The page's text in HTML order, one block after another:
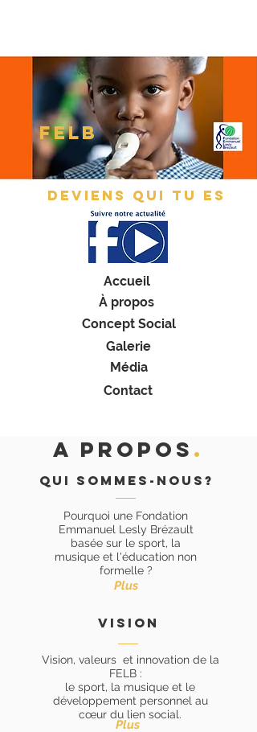
feLB
DEVIENS QUI TU ES
A PROPOS .
Qui sommes-nous?
Pourquoi une Fondation
Emmanuel Lesly Brézault
basée sur le sport, la
musique et l'éducation non
formelle ?
Plus
vision
Vision, valeurs et innovation de la
FELB :
le sport, la musique et le
développement personnel au
cœur du lien social.
Plus
Accueil
À propos
Concept Social
Galerie
Média
Contact